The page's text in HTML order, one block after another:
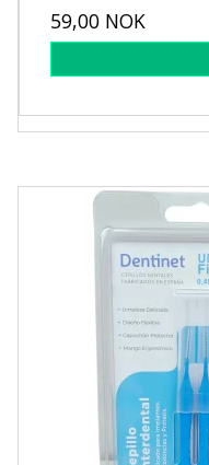
59,00 NOK